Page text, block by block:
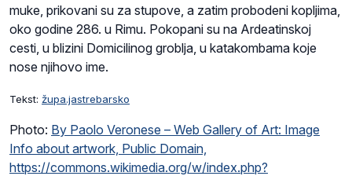
muke, prikovani su za stupove, a zatim probodeni kopljima,
oko godine 286. u Rimu. Pokopani su na Ardeatinskoj
cesti, u blizini Domicilinog groblja, u katakombama koje
nose njihovo ime.
Tekst: župa.jastrebarsko
Photo: By Paolo Veronese – Web Gallery of Art: Image
Info about artwork, Public Domain,
https://commons.wikimedia.org/w/index.php?